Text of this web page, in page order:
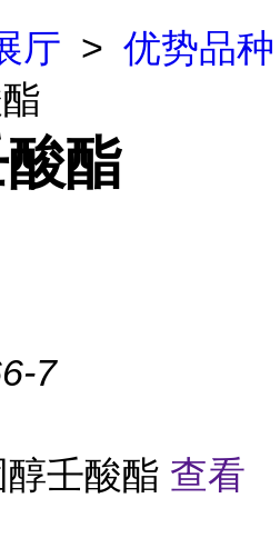
厅 > 优势品种
酯
7
壬酸酯 查看